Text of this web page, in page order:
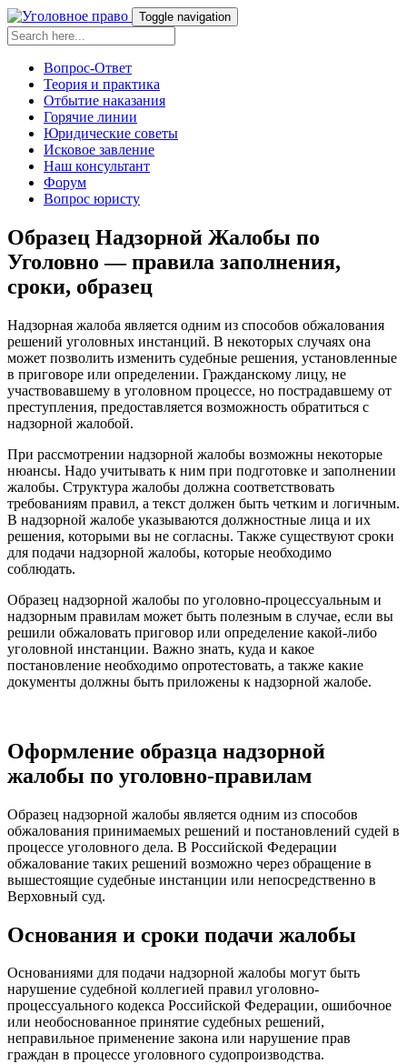
Toggle navigation
Вопрос-Ответ
Теория и практика
Отбытие наказания
Горячие линии
Юридические советы
Исковое завление
Наш консультант
Форум
Вопрос юристу
Образец Надзорной Жалобы по
Уголовно — правила заполнения,
сроки, образец
Надзорная жалоба является одним из способов обжалования
решений уголовных инстанций. В некоторых случаях она
может позволить изменить судебные решения, установленные
в приговоре или определении. Гражданскому лицу, не
участвовавшему в уголовном процессе, но пострадавшему от
преступления, предоставляется возможность обратиться с
надзорной жалобой.
При рассмотрении надзорной жалобы возможны некоторые
нюансы. Надо учитывать к ним при подготовке и заполнении
жалобы. Структура жалобы должна соответствовать
требованиям правил, а текст должен быть четким и логичным.
В надзорной жалобе указываются должностные лица и их
решения, которыми вы не согласны. Также существуют сроки
для подачи надзорной жалобы, которые необходимо
соблюдать.
Образец надзорной жалобы по уголовно-процессуальным и
надзорным правилам может быть полезным в случае, если вы
решили обжаловать приговор или определение какой-либо
уголовной инстанции. Важно знать, куда и какое
постановление необходимо опротестовать, а также какие
документы должны быть приложены к надзорной жалобе.
Оформление образца надзорной
жалобы по уголовно-правилам
Образец надзорной жалобы является одним из способов
обжалования принимаемых решений и постановлений судей в
процессе уголовного дела. В Российской Федерации
обжалование таких решений возможно через обращение в
вышестоящие судебные инстанции или непосредственно в
Верховный суд.
Основания и сроки подачи жалобы
Основаниями для подачи надзорной жалобы могут быть
нарушение судебной коллегией правил уголовно-
процессуального кодекса Российской Федерации, ошибочное
или необоснованное принятие судебных решений,
неправильное применение закона или нарушение прав
граждан в процессе уголовного судопроизводства.